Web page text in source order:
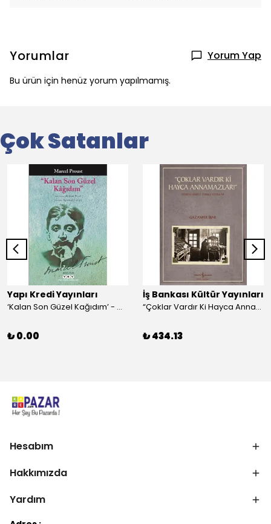
Yorumlar Yorum Yap
Bu ürün için henüz yorum yapılmamış.
Çok Satanlar
Yapı Kredi Yayınları
‘Kalan Son Güzel Kağıdım’ - Marcel Proust
₺ 0.00
İş Bankası Kültür Yayınları
“Çoklar Vardır Ki Hayca Annamazlar!” - Gazanfer İbar
₺ 434.13
Hesabım
Hakkımızda
Yardım